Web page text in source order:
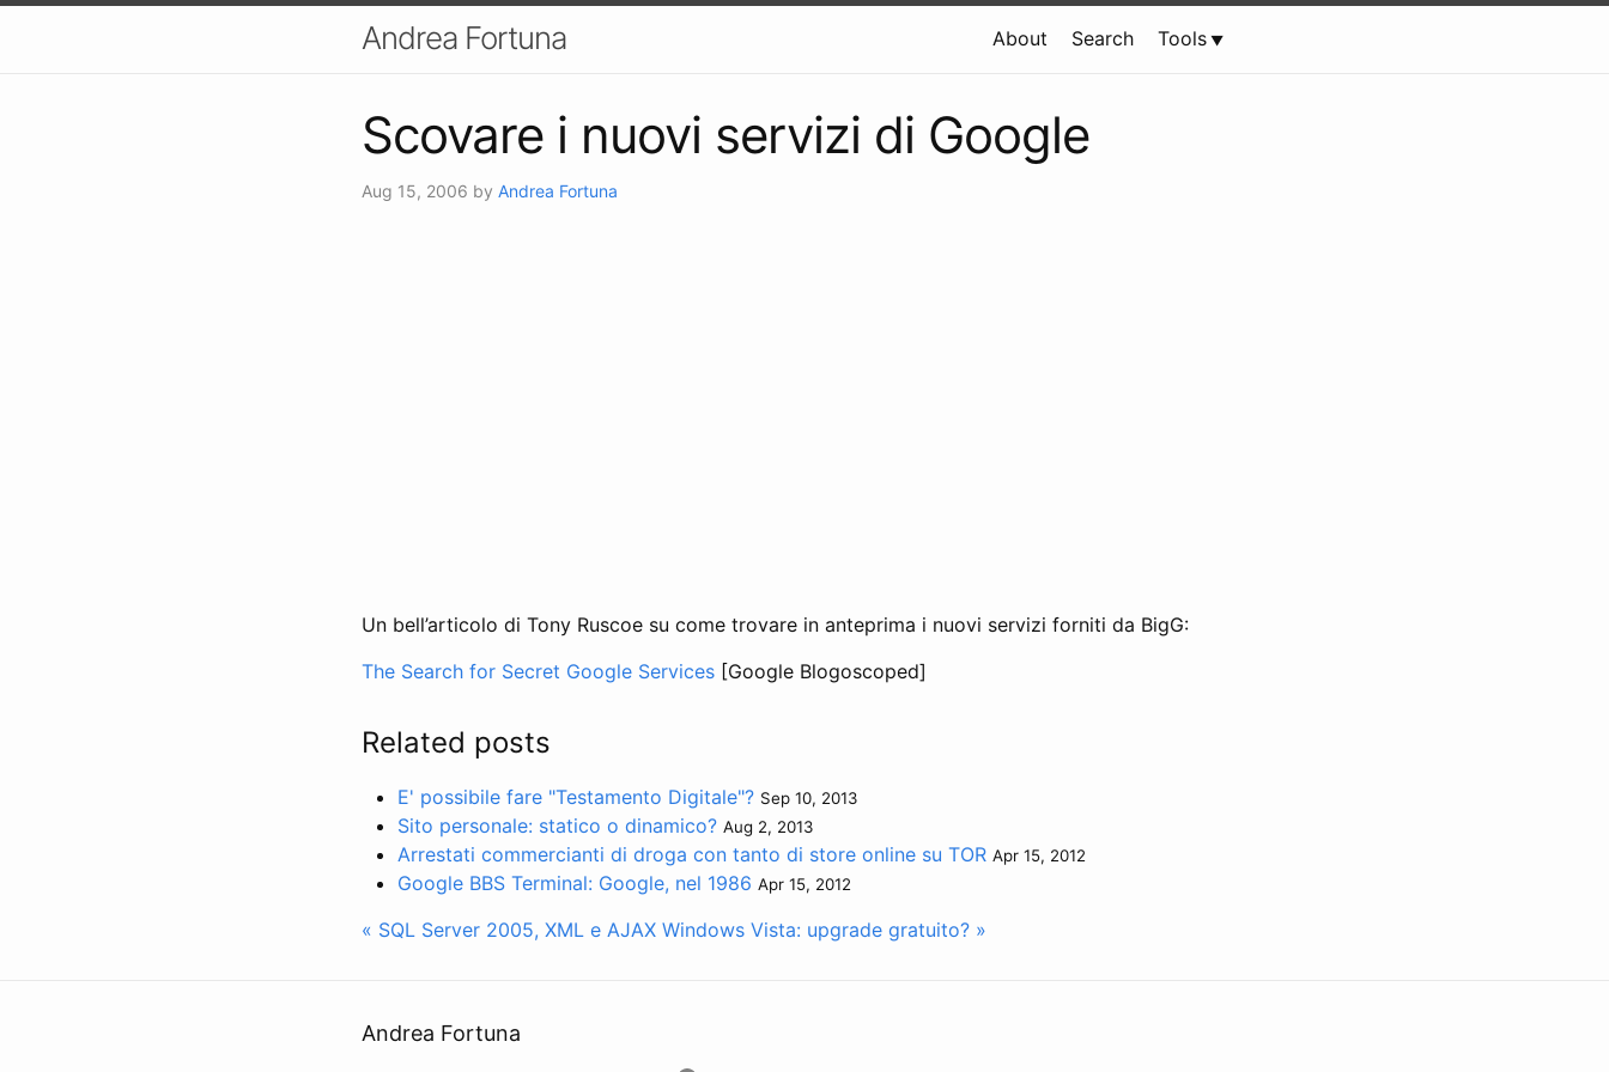
Andrea Fortuna About Search Tools
Scovare i nuovi servizi di Google
Aug 15, 2006 by Andrea Fortuna
Un bell’articolo di Tony Ruscoe su come trovare in anteprima i nuovi servizi forniti da BigG:
The Search for Secret Google Services [Google Blogoscoped]
Related posts
E' possibile fare "Testamento Digitale"? Sep 10, 2013
Sito personale: statico o dinamico? Aug 2, 2013
Arrestati commercianti di droga con tanto di store online su TOR Apr 15, 2012
Google BBS Terminal: Google, nel 1986 Apr 15, 2012
« SQL Server 2005, XML e AJAX Windows Vista: upgrade gratuito? »
Andrea Fortuna